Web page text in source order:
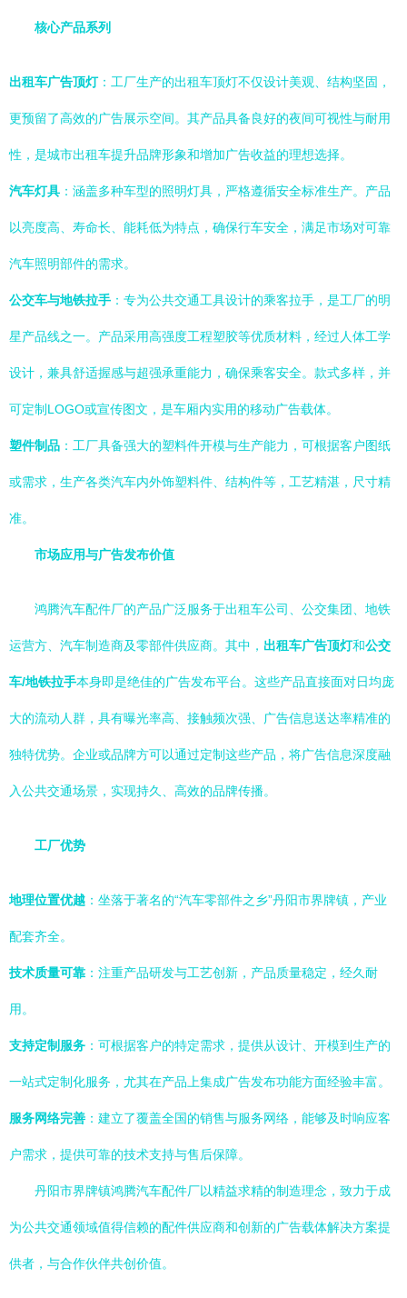
核心产品系列
出租车广告顶灯：工厂生产的出租车顶灯不仅设计美观、结构坚固，
更预留了高效的广告展示空间。其产品具备良好的夜间可视性与耐用
性，是城市出租车提升品牌形象和增加广告收益的理想选择。
汽车灯具 ：涵盖多种车型的照明灯具，严格遵循安全标准生产。产品
以亮度高、寿命长、能耗低为特点，确保行车安全，满足市场对可靠
汽车照明部件的需求。
公交车与地铁拉手 ：专为公共交通工具设计的乘客拉手，是工厂的明
星产品线之一。产品采用高强度工程塑胶等优质材料，经过人体工学
设计，兼具舒适握感与超强承重能力，确保乘客安全。款式多样，并
可定制LOGO或宣传图文，是车厢内实用的移动广告载体。
塑件制品 ：工厂具备强大的塑料件开模与生产能力，可根据客户图纸
或需求，生产各类汽车内外饰塑料件、结构件等，工艺精湛，尺寸精
准。
市场应用与广告发布价值
鸿腾汽车配件厂的产品广泛服务于出租车公司、公交集团、地铁
运营方、汽车制造商及零部件供应商。其中， 出租车广告顶灯和公交
车/地铁拉手本身即是绝佳的广告发布平台。这些产品直接面对日均庞
大的流动人群，具有曝光率高、接触频次强、广告信息送达率精准的
独特优势。企业或品牌方可以通过定制这些产品，将广告信息深度融
入公共交通场景，实现持久、高效的品牌传播。
工厂优势
地理位置优越 ：坐落于著名的“汽车零部件之乡”丹阳市界牌镇，产业
配套齐全。
技术质量可靠 ：注重产品研发与工艺创新，产品质量稳定，经久耐
用。
支持定制服务 ：可根据客户的特定需求，提供从设计、开模到生产的
一站式定制化服务，尤其在产品上集成广告发布功能方面经验丰富。
服务网络完善 ：建立了覆盖全国的销售与服务网络，能够及时响应客
户需求，提供可靠的技术支持与售后保障。
丹阳市界牌镇鸿腾汽车配件厂以精益求精的制造理念，致力于成
为公共交通领域值得信赖的配件供应商和创新的广告载体解决方案提
供者，与合作伙伴共创价值。